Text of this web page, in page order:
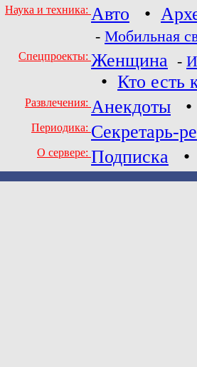
Наука и техника: Авто •
- Мобильная
Спецпроекты: Женщина -
• Кто есть
Развлечения: Анекдоты •
Периодика: Секретарь-
О сервере: Подписка •